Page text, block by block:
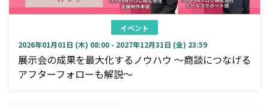
イベント
2026年01月01日 (木) 08:00 - 2027年12月31日 (金) 23:59
展示会の成果を最大化するノウハウ ～商談につなげる
アフターフォローも解説～